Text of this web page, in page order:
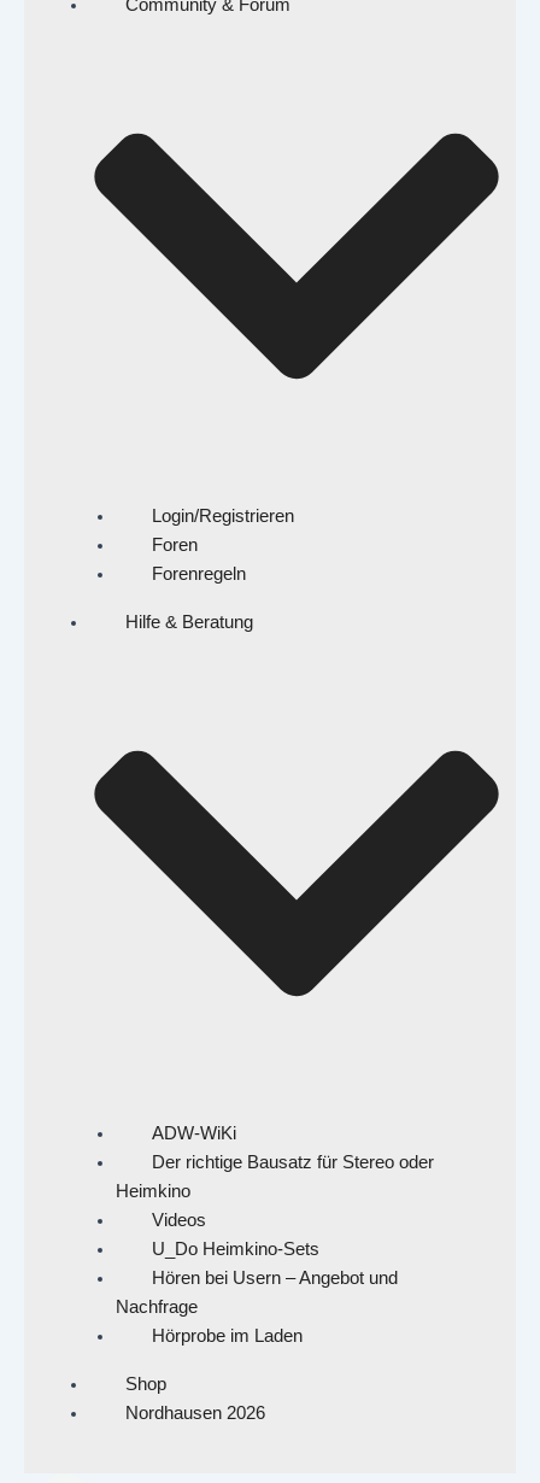
Login/Registrieren
Foren
Forenregeln
Hilfe & Beratung
ADW-WiKi
Der richtige Bausatz für Stereo oder
Heimkino
Videos
U_Do Heimkino-Sets
Hören bei Usern – Angebot und
Nachfrage
Hörprobe im Laden
Shop
Nordhausen 2026